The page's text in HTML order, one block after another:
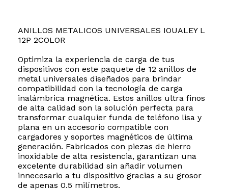
ANILLOS METALICOS UNIVERSALES IOUALEY L
12P 2COLOR
Optimiza la experiencia de carga de tus
dispositivos con este paquete de 12 anillos de
metal universales diseñados para brindar
compatibilidad con la tecnología de carga
inalámbrica magnética. Estos anillos ultra finos
de alta calidad son la solución perfecta para
transformar cualquier funda de teléfono lisa y
plana en un accesorio compatible con
cargadores y soportes magnéticos de última
generación. Fabricados con piezas de hierro
inoxidable de alta resistencia, garantizan una
excelente durabilidad sin añadir volumen
innecesario a tu dispositivo gracias a su grosor
de apenas 0.5 milímetros.